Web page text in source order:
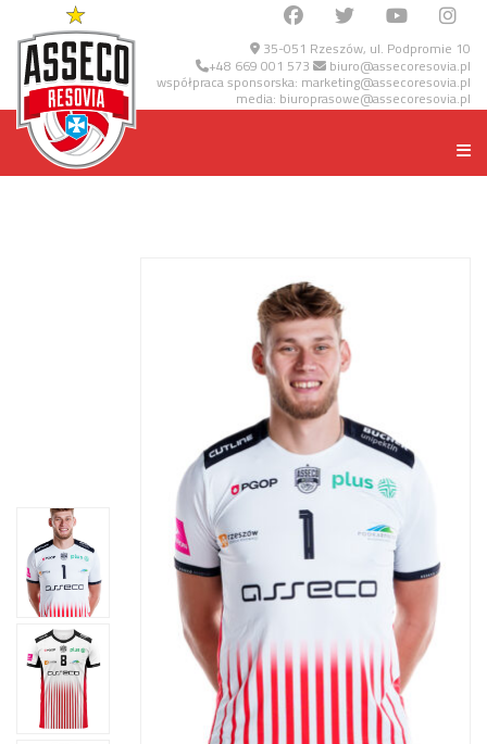
35-051 Rzeszów, ul. Podpromie 10
+48 669 001 573 biuro@assecoresovia.pl
współpraca sponsorska: marketing@assecoresovia.pl
media: biuroprasowe@assecoresovia.pl